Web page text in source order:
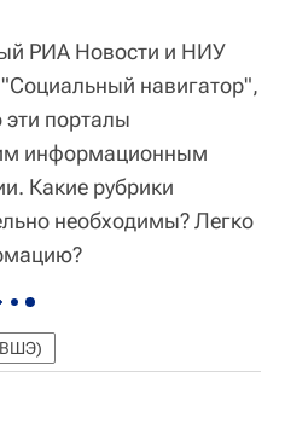
РИА Новости и НИУ
навигатор",
эти порталы
информационным
Какие рубрики
необходимы? Легко